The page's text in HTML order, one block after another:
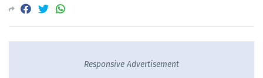
Responsive Advertisement